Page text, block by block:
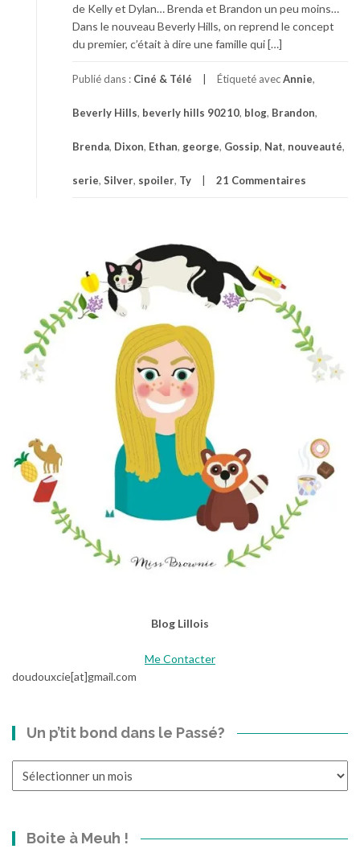
de Kelly et Dylan… Brenda et Brandon un peu moins…
Dans le nouveau Beverly Hills, on reprend le concept
du premier, c’était à dire une famille qui […]
Publié dans : Ciné & Télé Étiqueté avecAnnie,
Beverly Hills, beverly hills 90210, blog, Brandon,
Brenda, Dixon, Ethan, george, Gossip, Nat, nouveauté,
serie, Silver, spoiler, Ty 21 Commentaires
Blog Lillois
Me Contacter
doudouxcie[at]gmail.com
Un p’tit bond dans le Passé?
Boite à Meuh !